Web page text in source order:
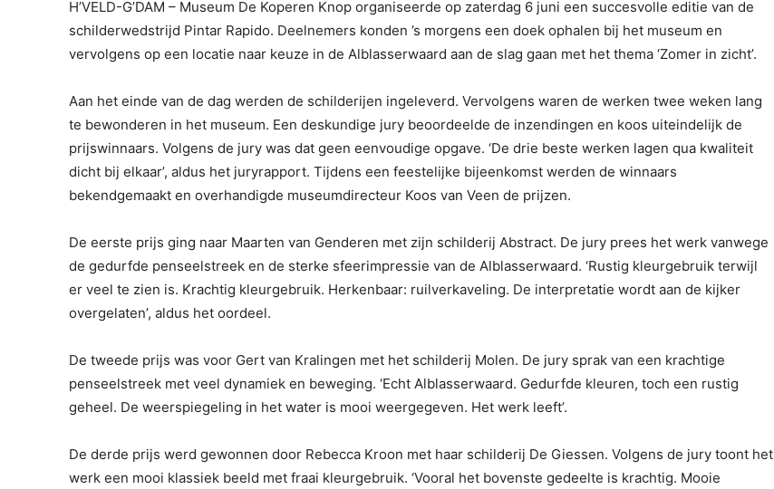
H’VELD-G’DAM – Museum De Koperen Knop organiseerde op zaterdag 6 juni een succesvolle editie van de
schilderwedstrijd Pintar Rapido. Deelnemers konden ’s morgens een doek ophalen bij het museum en
vervolgens op een locatie naar keuze in de Alblasserwaard aan de slag gaan met het thema ‘Zomer in zicht’.
Aan het einde van de dag werden de schilderijen ingeleverd. Vervolgens waren de werken twee weken lang
te bewonderen in het museum. Een deskundige jury beoordeelde de inzendingen en koos uiteindelijk de
prijswinnaars. Volgens de jury was dat geen eenvoudige opgave. ‘De drie beste werken lagen qua kwaliteit
dicht bij elkaar’, aldus het juryrapport. Tijdens een feestelijke bijeenkomst werden de winnaars
bekendgemaakt en overhandigde museumdirecteur Koos van Veen de prijzen.
De eerste prijs ging naar Maarten van Genderen met zijn schilderij Abstract. De jury prees het werk vanwege
de gedurfde penseelstreek en de sterke sfeerimpressie van de Alblasserwaard. ‘Rustig kleurgebruik terwijl
er veel te zien is. Krachtig kleurgebruik. Herkenbaar: ruilverkaveling. De interpretatie wordt aan de kijker
overgelaten’, aldus het oordeel.
De tweede prijs was voor Gert van Kralingen met het schilderij Molen. De jury sprak van een krachtige
penseelstreek met veel dynamiek en beweging. ‘Echt Alblasserwaard. Gedurfde kleuren, toch een rustig
geheel. De weerspiegeling in het water is mooi weergegeven. Het werk leeft’.
De derde prijs werd gewonnen door Rebecca Kroon met haar schilderij De Giessen. Volgens de jury toont het
werk een mooi klassiek beeld met fraai kleurgebruik. ‘Vooral het bovenste gedeelte is krachtig. Mooie